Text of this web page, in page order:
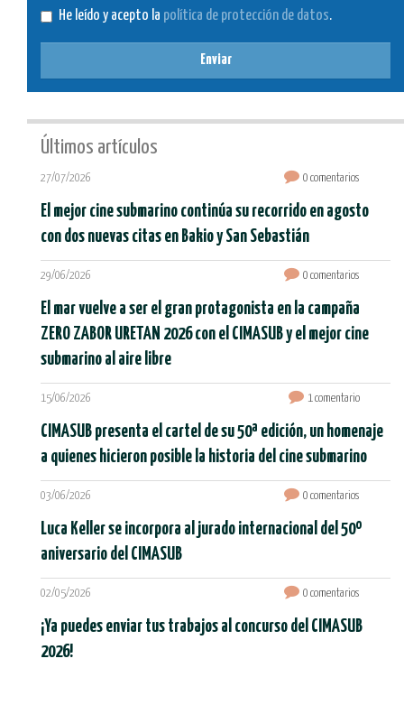
He leído y acepto la política de protección de datos.
Enviar
Últimos artículos
27/07/2026 0 comentarios
El mejor cine submarino continúa su recorrido en agosto
con dos nuevas citas en Bakio y San Sebastián
29/06/2026 0 comentarios
El mar vuelve a ser el gran protagonista en la campaña
ZERO ZABOR URETAN 2026 con el CIMASUB y el mejor cine
submarino al aire libre
15/06/2026 1 comentario
CIMASUB presenta el cartel de su 50ª edición, un homenaje
a quienes hicieron posible la historia del cine submarino
03/06/2026 0 comentarios
Luca Keller se incorpora al jurado internacional del 50º
aniversario del CIMASUB
02/05/2026 0 comentarios
¡Ya puedes enviar tus trabajos al concurso del CIMASUB
2026!